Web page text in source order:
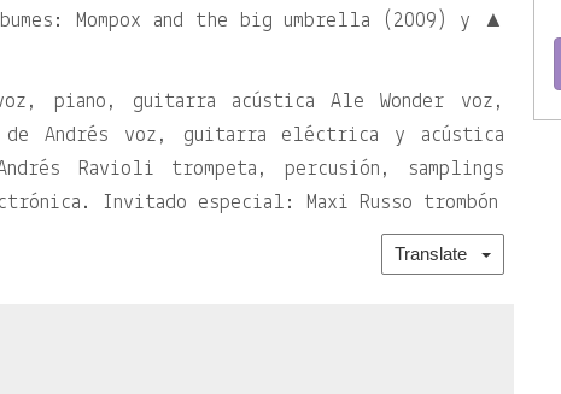
Mompox and the big umbrella (2009) y ▲
piano, guitarra acústica Ale Wonder voz,
de Andrés voz, guitarra eléctrica y acústica
Ravioli trompeta, percusión, samplings
Invitado especial: Maxi Russo trombón
Translate